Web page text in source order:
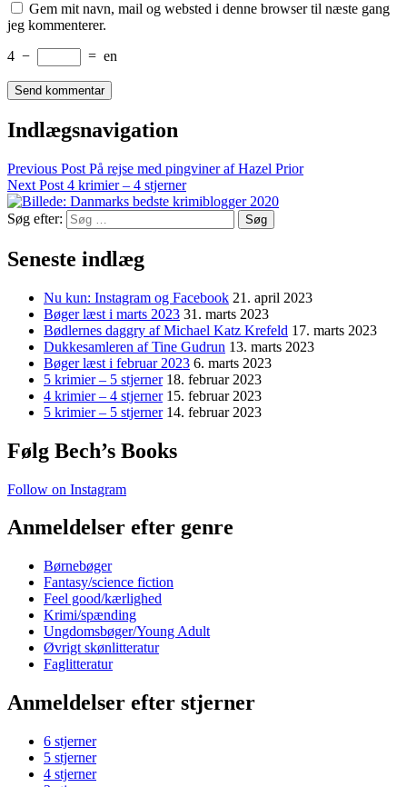
Gem mit navn, mail og websted i denne browser til næste gang
jeg kommenterer.
4 − = en
Indlægsnavigation
Previous Post På rejse med pingviner af Hazel Prior
Next Post 4 krimier – 4 stjerner
Søg efter:
Seneste indlæg
Nu kun: Instagram og Facebook 21. april 2023
Bøger læst i marts 2023 31. marts 2023
Bødlernes daggry af Michael Katz Krefeld 17. marts 2023
Dukkesamleren af Tine Gudrun 13. marts 2023
Bøger læst i februar 2023 6. marts 2023
5 krimier – 5 stjerner 18. februar 2023
4 krimier – 4 stjerner 15. februar 2023
5 krimier – 5 stjerner 14. februar 2023
Følg Bech’s Books
Follow on Instagram
Anmeldelser efter genre
Børnebøger
Fantasy/science fiction
Feel good/kærlighed
Krimi/spænding
Ungdomsbøger/Young Adult
Øvrigt skønlitteratur
Faglitteratur
Anmeldelser efter stjerner
6 stjerner
5 stjerner
4 stjerner